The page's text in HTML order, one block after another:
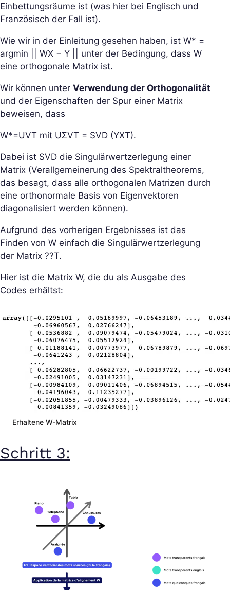
Einbettungsräume ist (was hier bei Englisch und
Französisch der Fall ist).
Wie wir in der Einleitung gesehen haben, ist W* =
argmin || WX − Y || unter der Bedingung, dass W
eine orthogonale Matrix ist.
Wir können unter Verwendung der Orthogonalität
und der Eigenschaften der Spur einer Matrix
beweisen, dass
W*=UVT mit UΣVT = SVD (YXT).
Dabei ist SVD die Singulärwertzerlegung einer
Matrix (Verallgemeinerung des Spektraltheorems,
das besagt, dass alle orthogonalen Matrizen durch
eine orthonormale Basis von Eigenvektoren
diagonalisiert werden können).
Aufgrund des vorherigen Ergebnisses ist das
Finden von W einfach die Singulärwertzerlegung
der Matrix ??T.
Hier ist die Matrix W, die du als Ausgabe des
Codes erhältst:
Erhaltene W-Matrix
Schritt 3: